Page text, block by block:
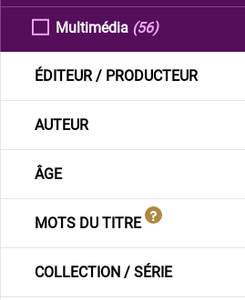
Multimédia (56)
ÉDITEUR / PRODUCTEUR
AUTEUR
ÂGE
MOTS DU TITRE
COLLECTION / SÉRIE